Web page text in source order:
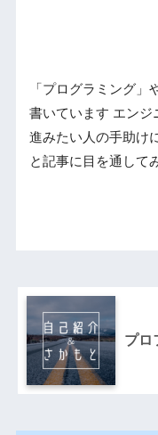
「プログラミング
書いています エンジ
進みたい人の手助け
と記事に目を通して
プロ